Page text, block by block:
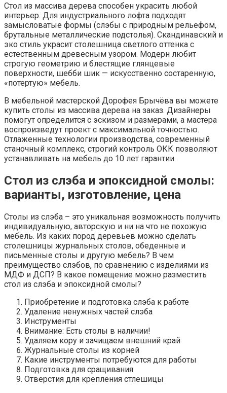
Стол из массива дерева способен украсить любой
интерьер. Для индустриального лофта подходят
замысловатые формы (слэбы с природным рельефом,
брутальные металлические подстолья). Скандинавский и
эко стиль украсит столешница светлого оттенка с
естественным древесным узором. Модерн любит
строгую геометрию и блестящие глянцевые
поверхности, шебби шик — искусственно состаренную,
«потертую» мебель.
В мебельной мастерской Дорофея Брычёва вы можете
купить столы из массива дерева на заказ. Дизайнеры
помогут определится с эскизом и размерами, а мастера
воспроизведут проект с максимальной точностью.
Отлаженные технологии производства, современный
станочный комплекс, строгий контроль ОКК позволяют
устанавливать на мебель до 10 лет гарантии.
Стол из слэба и эпоксидной смолы:
варианты, изготовление, цена
Столы из слэба – это уникальная возможность получить
индивидуальную, авторскую и ни на что не похожую
мебель. Из каких пород деревьев можно сделать
столешницы журнальных столов, обеденные и
письменные столы и другую мебель? В чем
преимущество слэбов, по сравнению с изделиями из
МДФ и ДСП? В какое помещение можно разместить
стол из слэба и эпоксидной смолы?
Приобретение и подготовка слэба к работе
Удаление ненужных частей слэба
Инструменты
Внимание: Есть столы в наличии!
Удаляем кору и зачищаем внешний край
Журнальные столы из корней
Какие инструменты потребуются для работы
Подготовка для сращивания
Отверстия для крепления стлешицы